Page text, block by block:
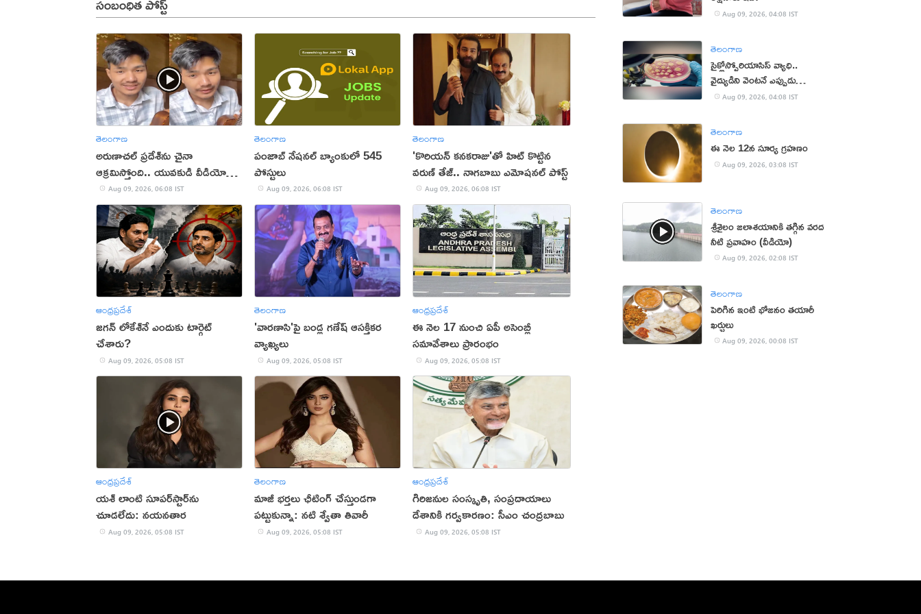
తెలంగాణ
అరుణాచల్‌ ప్రదేశ్‌ను చైనా
ఆక్రమిస్తోంది.. యువకుడి వీడియో
వైరల్Aug 09, 2026, 06:08 IST
తెలంగాణ
పంజాబ్ నేషనల్ బ్యాంకులో 545
పోస్టులు
Aug 09, 2026, 06:08 IST
తెలంగాణ
'కొరియన్ కనకరాజు'తో హిట్ కొట్టిన
వరుణ్ తేజ్.. నాగబాబు ఎమోషనల్ పోస్ట్
Aug 09, 2026, 06:08 IST
ఆంధ్రప్రదేశ్
జగన్ లోకేశ్‌నే ఎందుకు టార్గెట్
చేశారు?
Aug 09, 2026, 05:08 IST
తెలంగాణ
'వారణాసి'పై బండ్ల గణేష్ ఆసక్తికర
వ్యాఖ్యలు
Aug 09, 2026, 05:08 IST
ఆంధ్రప్రదేశ్
ఈ నెల 17 నుంచి ఏపీ అసెంబ్లీ
సమావేశాలు ప్రారంభం
Aug 09, 2026, 05:08 IST
ఆంధ్రప్రదేశ్
యశ్ లాంటి సూపర్‌స్టార్‌ను
చూడలేదు: నయనతార
Aug 09, 2026, 05:08 IST
తెలంగాణ
మాజీ భర్తలు ఛీటింగ్ చేస్తుండగా
పట్టుకున్నా: నటి శ్వేతా తివారీ
Aug 09, 2026, 05:08 IST
ఆంధ్రప్రదేశ్
గిరిజనుల సంస్కృతి, సంప్రదాయాలు
దేశానికి గర్వకారణం: సీఎం చంద్రబాబు
Aug 09, 2026, 05:08 IST
Aug 09, 2026, 04:08 IST
తెలంగాణ
సైక్లోస్పోరియాసిస్ వ్యాధి..
వైద్యుడిని వెంటనే ఎప్పుడు
సంప్రదించాలంటే?
Aug 09, 2026, 04:08 IST
తెలంగాణ
ఈ నెల 12న సూర్య గ్రహణం
Aug 09, 2026, 03:08 IST
తెలంగాణ
శ్రీశైలం జలాశయానికి తగ్గిన వరద
నీటి ప్రవాహం (వీడియో)
Aug 09, 2026, 02:08 IST
తెలంగాణ
పెరిగిన ఇంటి భోజనం తయారీ
ఖర్చులు
Aug 09, 2026, 00:08 IST